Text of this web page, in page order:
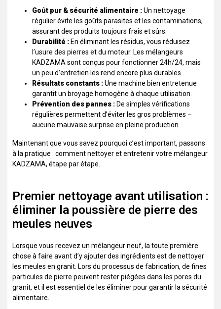
Goût pur & sécurité alimentaire :Un nettoyage
régulier évite les goûts parasites et les contaminations,
assurant des produits toujours frais et sûrs.
Durabilité : En éliminant les résidus, vous réduisez
l’usure des pierres et du moteur. Les mélangeurs
KADZAMA sont conçus pour fonctionner 24h/24, mais
un peu d’entretien les rend encore plus durables.
Résultats constants :Une machine bien entretenue
garantit un broyage homogène à chaque utilisation.
Prévention des pannes : De simples vérifications
régulières permettent d’éviter les gros problèmes –
aucune mauvaise surprise en pleine production.
Maintenant que vous savez pourquoi c’est important, passons
à la pratique : comment nettoyer et entretenir votre mélangeur
KADZAMA, étape par étape.
Premier nettoyage avant utilisation :
éliminer la poussière de pierre des
meules neuves
Lorsque vous recevez un mélangeur neuf, la toute première
chose à faire avant d’y ajouter des ingrédients est de nettoyer
les meules en granit. Lors du processus de fabrication, de fines
particules de pierre peuvent rester piégées dans les pores du
granit, et il est essentiel de les éliminer pour garantir la sécurité
alimentaire.